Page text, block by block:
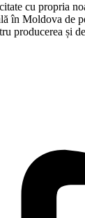
cu propria
în Moldova de
producerea și